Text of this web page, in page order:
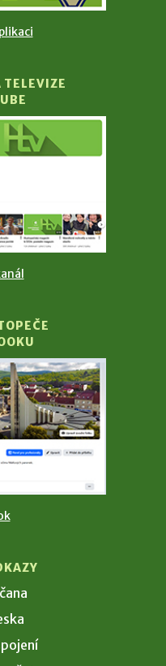
TELEVIZE